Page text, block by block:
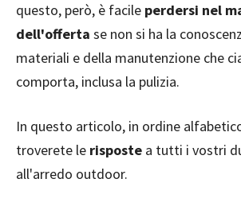
questo, però, è facile perdersi nel
dell'offerta se non si ha la
materiali e della manutenzione che
comporta, inclusa la pulizia.
In questo articolo, in ordine
troverete le risposte a tutti i vostri
all'arredo outdoor.